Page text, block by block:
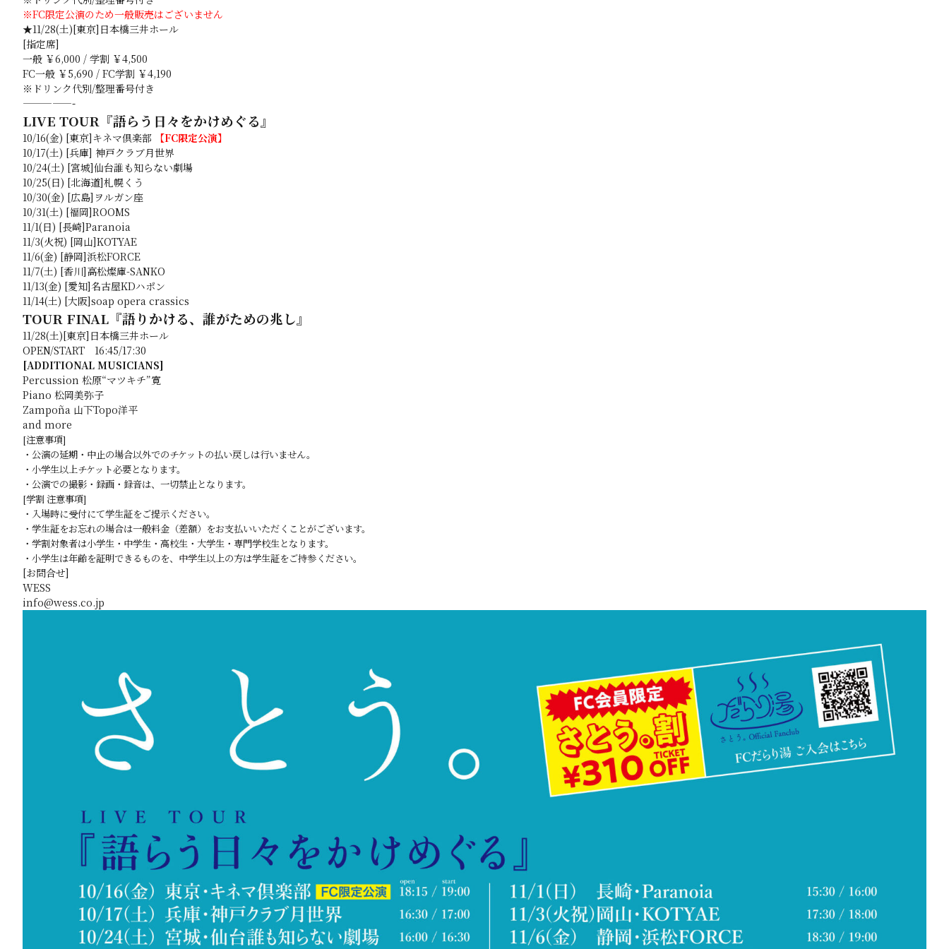
※FC限定公演のため一般販売はございません
★11/28(土)[東京]日本橋三井ホール
[指定席]
一般 ￥6,000 / 学割 ￥4,500
FC一般 ￥5,690 / FC学割 ￥4,190
※ドリンク代別/整理番号付き
—————-
LIVE TOUR『語らう日々をかけめぐる』
10/16(金) [東京]キネマ倶楽部 【FC限定公演】
10/17(土) [兵庫] 神戸クラブ月世界
10/24(土) [宮城]仙台誰も知らない劇場
10/25(日) [北海道]札幌くう
10/30(金) [広島]ヲルガン座
10/31(土) [福岡]ROOMS
11/1(日) [長崎]Paranoia
11/3(火祝) [岡山]KOTYAE
11/6(金) [静岡]浜松FORCE
11/7(土) [香川]高松燦庫-SANKO
11/13(金) [愛知]名古屋KDハポン
11/14(土) [大阪]soap opera crassics
TOUR FINAL『語りかける、誰がための兆し』
11/28(土)[東京]日本橋三井ホール
OPEN/START 16:45/17:30
[ADDITIONAL MUSICIANS]
Percussion 松原“マツキチ”寛
Piano 松岡美弥子
Zampoña 山下Topo洋平
and more
[注意事項]
・公演の延期・中止の場合以外でのチケットの払い戻しは行いません。
・小学生以上チケット必要となります。
・公演での撮影・録画・録音は、一切禁止となります。
[学割 注意事項]
・入場時に受付にて学生証をご提示ください。
・学生証をお忘れの場合は一般料金（差額）をお支払いいただくことがございます。
・学割対象者は小学生・中学生・高校生・大学生・専門学校生となります。
・小学生は年齢を証明できるものを、中学生以上の方は学生証をご持参ください。
[お問合せ]
WESS
info@wess.co.jp